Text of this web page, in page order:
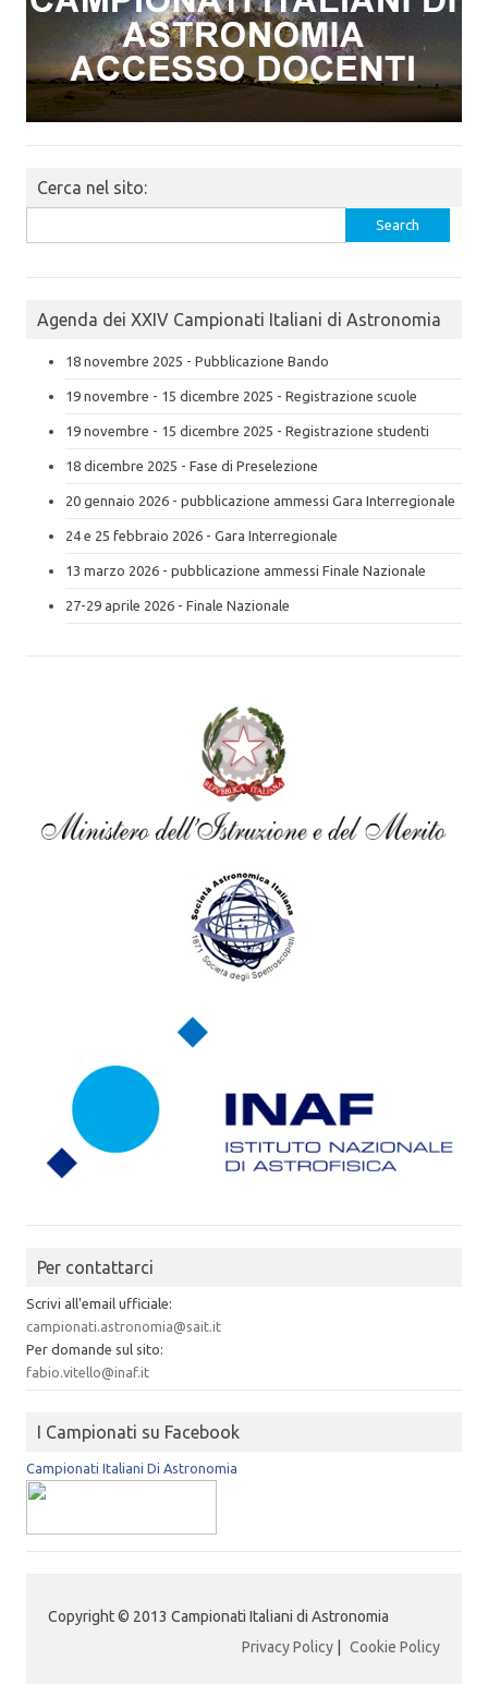
Cerca nel sito:
for:
Agenda dei XXIV Campionati Italiani di Astronomia
18 novembre 2025 - Pubblicazione Bando
19 novembre - 15 dicembre 2025 - Registrazione scuole
19 novembre - 15 dicembre 2025 - Registrazione studenti
18 dicembre 2025 - Fase di Preselezione
20 gennaio 2026 - pubblicazione ammessi Gara Interregionale
24 e 25 febbraio 2026 - Gara Interregionale
13 marzo 2026 - pubblicazione ammessi Finale Nazionale
27-29 aprile 2026 - Finale Nazionale
Per contattarci
Scrivi all'email ufficiale:
campionati.astronomia@sait.it
Per domande sul sito:
fabio.vitello@inaf.it
I Campionati su Facebook
Campionati Italiani Di Astronomia
Copyright © 2013 Campionati Italiani di Astronomia
Privacy Policy
Cookie Policy